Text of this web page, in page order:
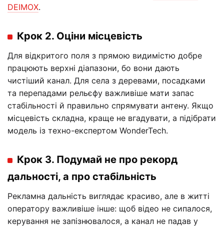
DEIMOX.
Крок 2. Оціни місцевість
Для відкритого поля з прямою видимістю добре
працюють верхні діапазони, бо вони дають
чистіший канал. Для села з деревами, посадками
та перепадами рельєфу важливіше мати запас
стабільності й правильно спрямувати антену. Якщо
місцевість складна, краще не вгадувати, а підібрати
модель із техно-експертом WonderTech.
Крок 3. Подумай не про рекорд
дальності, а про стабільність
Рекламна дальність виглядає красиво, але в житті
оператору важливіше інше: щоб відео не сипалося,
керування не запізнювалося, а канал не падав у